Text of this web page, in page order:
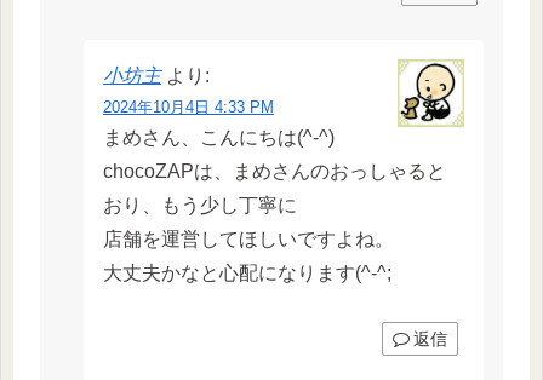
小坊主 より:
2024年10月4日 4:33 PM
まめさん、こんにちは(^-^)
chocoZAPは、まめさんのおっしゃると
おり、もう少し丁寧に
店舗を運営してほしいですよね。
大丈夫かなと心配になります(^-^;
返信